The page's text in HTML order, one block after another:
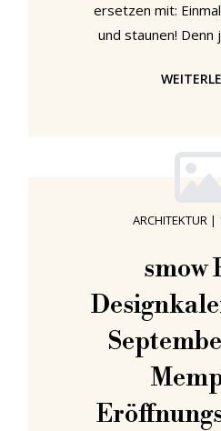
ersetzen mit:
und staunen! Denn
faszinierende Welt
Visionen
Jahr sind wir
Partnern
Innovationen
aus nächster
Natürlich haben
unsere
ARCHITEKTUR|
smow